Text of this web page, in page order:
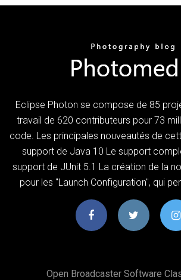
Eclipse Photon se compose de 85
travail de 620 contributeurs pour 73
code. Les principales nouveautés de
support de Java 10 Le support
support de JUnit 5.1 La création de la
pour les "Launch Configuration", qui
Open Broadcaster Software